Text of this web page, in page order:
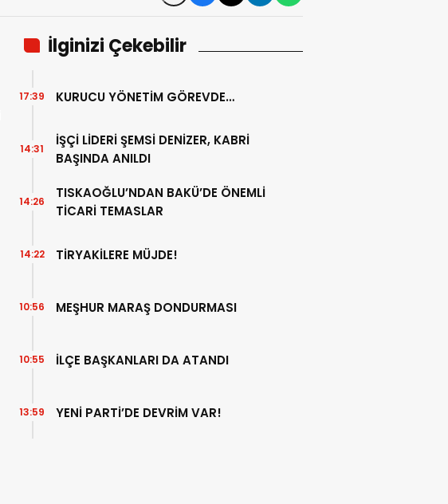
İlginizi Çekebilir
KURUCU YÖNETİM GÖREVDE…
17:39
İŞÇİ LİDERİ ŞEMSİ DENİZER, KABRİ
BAŞINDA ANILDI
14:31
TISKAOĞLU’NDAN BAKÜ’DE ÖNEMLİ
TİCARİ TEMASLAR
14:26
TİRYAKİLERE MÜJDE!
14:22
MEŞHUR MARAŞ DONDURMASI
10:56
İLÇE BAŞKANLARI DA ATANDI
10:55
YENİ PARTİ’DE DEVRİM VAR!
13:59